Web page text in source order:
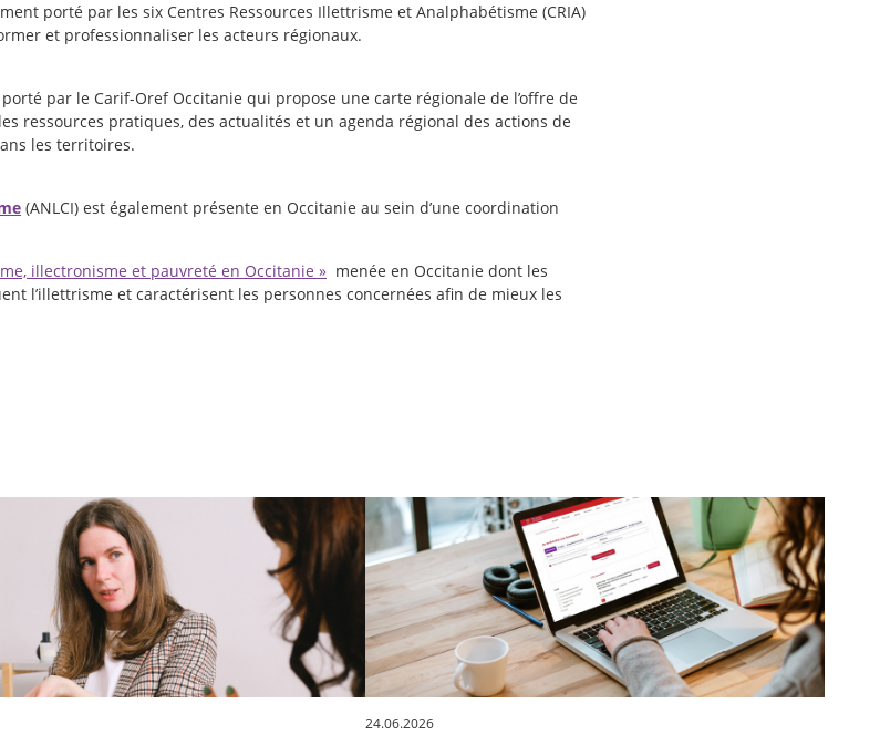
porté par les six Centres Ressources Illettrisme et Analphabétisme (CRIA)
et professionnaliser les acteurs régionaux.
par le Carif-Oref Occitanie qui propose une carte régionale de l’offre de
ressources pratiques, des actualités et un agenda régional des actions de
les territoires.
(ANLCI) est également présente en Occitanie au sein d’une coordination
illectronisme et pauvreté en Occitanie » menée en Occitanie dont les
l’illettrisme et caractérisent les personnes concernées afin de mieux les
24.06.2026